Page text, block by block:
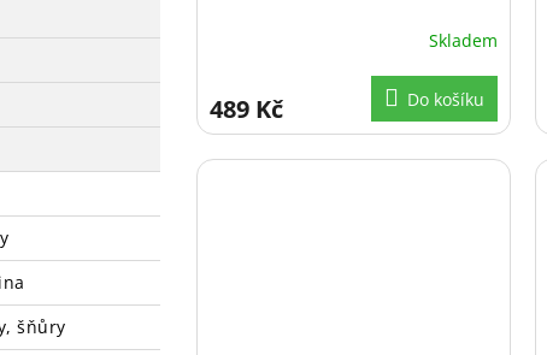
šňůry
Skladem
489 Kč Do košíku